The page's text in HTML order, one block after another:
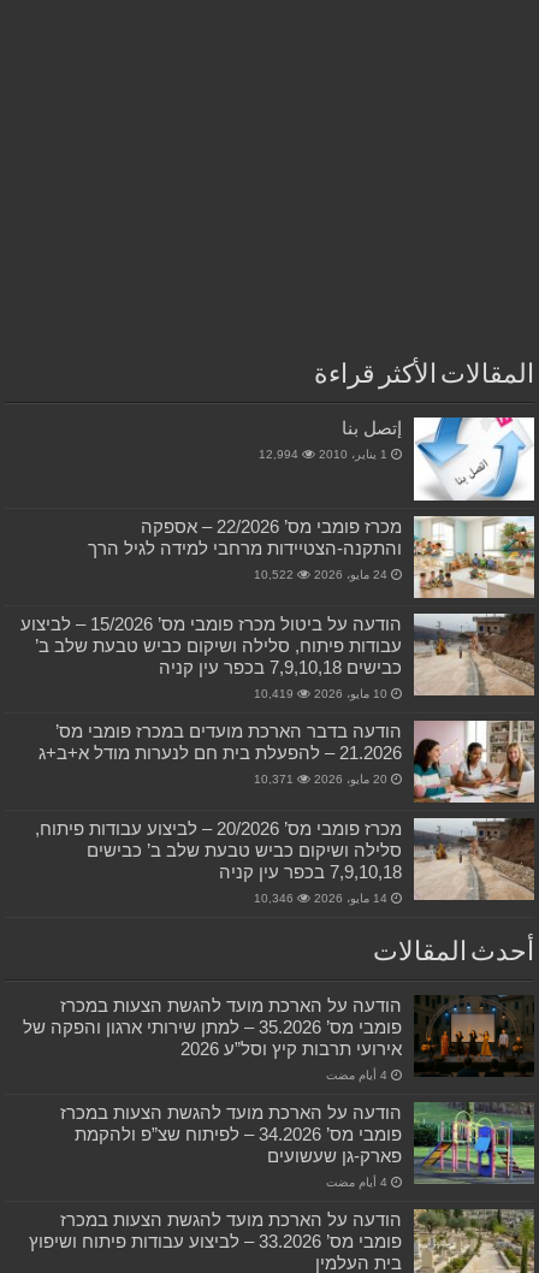
المقالات الأكثر قراءة
إتصل بنا
1 يناير، 2010 12,994
מכרז פומבי מס’ 22/2026 – אספקה
והתקנה-הצטיידות מרחבי למידה לגיל הרך
24 مايو، 2026 10,522
הודעה על ביטול מכרז פומבי מס’ 15/2026 – לביצוע
עבודות פיתוח, סלילה ושיקום כביש טבעת שלב ב’
כבישים 7,9,10,18 בכפר עין קניה
10 مايو، 2026 10,419
הודעה בדבר הארכת מועדים במכרז פומבי מס’
21.2026 – להפעלת בית חם לנערות מודל א+ב+ג
20 مايو، 2026 10,371
מכרז פומבי מס’ 20/2026 – לביצוע עבודות פיתוח,
סלילה ושיקום כביש טבעת שלב ב’ כבישים
7,9,10,18 בכפר עין קניה
14 مايو، 2026 10,346
أحدث المقالات
הודעה על הארכת מועד להגשת הצעות במכרז
פומבי מס’ 35.2026 – למתן שירותי ארגון והפקה של
אירועי תרבות קיץ וסל”ע 2026
הודעה על הארכת מועד להגשת הצעות במכרז
פומבי מס’ 34.2026 – לפיתוח שצ”פ ולהקמת
פארק-גן שעשועים
הודעה על הארכת מועד להגשת הצעות במכרז
פומבי מס’ 33.2026 – לביצוע עבודות פיתוח ושיפוץ
בית העלמין